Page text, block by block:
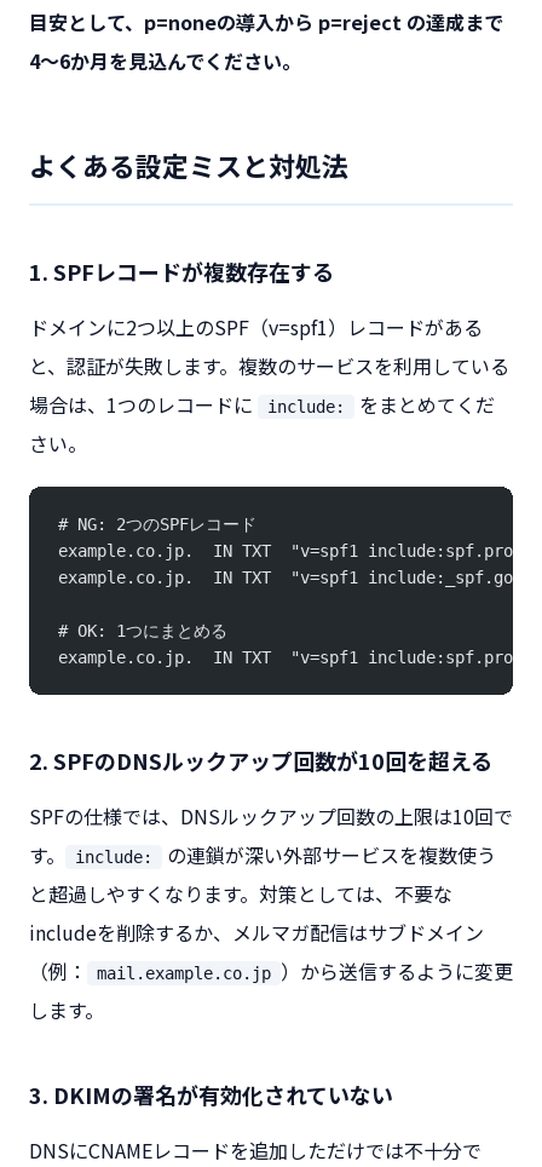
目安として、p=noneの導入から p=reject の達成まで
4〜6か月を見込んでください。
よくある設定ミスと対処法
1. SPFレコードが複数存在する
ドメインに2つ以上のSPF（v=spf1）レコードがある
と、認証が失敗します。複数のサービスを利用している
場合は、1つのレコードに
include:
をまとめてくだ
さい。
# NG: 2つのSPFレコード
example.co.jp.  IN TXT  "v=spf1
example.co.jp.  IN TXT  "v=spf1
# OK: 1つにまとめる
example.co.jp.  IN TXT  "v=spf1
2. SPFのDNSルックアップ回数が10回を超える
SPFの仕様では、DNSルックアップ回数の上限は10回で
す。
include:
の連鎖が深い外部サービスを複数使う
と超過しやすくなります。対策としては、不要な
includeを削除するか、メルマガ配信はサブドメイン
（例：
mail.example.co.jp ）から送信するように変更
します。
3. DKIMの署名が有効化されていない
DNSにCNAMEレコードを追加しただけでは不十分で